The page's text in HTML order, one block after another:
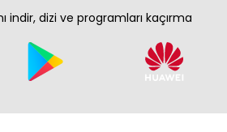
indir, dizi ve programları kaçırma